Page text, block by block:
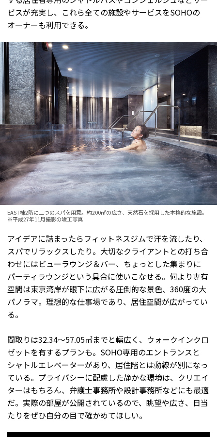
ビスが充実し、これら全ての施設やサービスをSOHOの
オーナーも利用できる。
EAST棟2階に二つのスパを用意。約200㎡の広さ、天然石を採用した本格的な施設。
※平成27年11月撮影の竣工写真
アイデアに詰まったらフィットネスジムで汗を流したり、
スパでリラックスしたり。大切なクライアントとの打ち合
わせにはビューラウンジ＆バー、ちょっとした集まりに
パーティラウンジという具合に使いこなせる。何より専有
空間は東京湾岸が眼下に広がる圧倒的な景色、360度の大
パノラマ。理想的な仕事場であり、居住空間が広がってい
る。
間取りは32.34～57.05㎡までと幅広く、ウォークインクロ
ゼットを有するプランも。SOHO専用のエントランスと
シャトルエレベーターがあり、居住階とは動線が別になっ
ている。プライバシーに配慮した静かな環境は、クリエイ
ターはもちろん、弁護士事務所や設計事務所などにも最適
だ。実際の部屋が公開されているので、眺望や広さ、日当
たりをぜひ自分の目で確かめてほしい。